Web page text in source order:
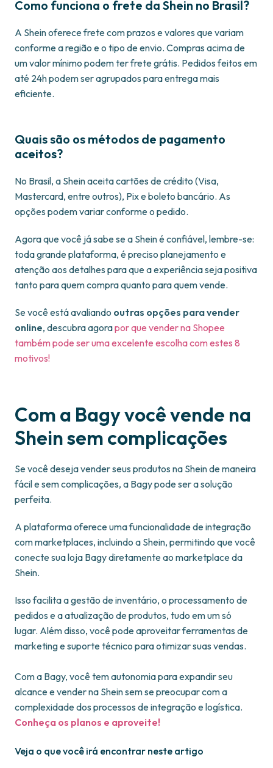
Como funciona o frete da Shein no Brasil?
A Shein oferece frete com prazos e valores que variam
conforme a região e o tipo de envio. Compras acima de
um valor mínimo podem ter frete grátis. Pedidos feitos em
até 24h podem ser agrupados para entrega mais
eficiente.
Quais são os métodos de pagamento
aceitos?
No Brasil, a Shein aceita cartões de crédito (Visa,
Mastercard, entre outros), Pix e boleto bancário. As
opções podem variar conforme o pedido.
Agora que você já sabe se a Shein é confiável, lembre-se:
toda grande plataforma, é preciso planejamento e
atenção aos detalhes para que a experiência seja positiva
tanto para quem compra quanto para quem vende.
Se você está avaliando outras opções para vender
online, descubra agorapor que vender na Shopee
também pode ser uma excelente escolha com estes 8
motivos!
Com a Bagy você vende na
Shein sem complicações
Se você deseja vender seus produtos na Shein de maneira
fácil e sem complicações, a Bagy pode ser a solução
perfeita.
A plataforma oferece uma funcionalidade de integração
com marketplaces, incluindo a Shein, permitindo que você
conecte sua loja Bagy diretamente ao marketplace da
Shein.
Isso facilita a gestão de inventário, o processamento de
pedidos e a atualização de produtos, tudo em um só
lugar. Além disso, você pode aproveitar ferramentas de
marketing e suporte técnico para otimizar suas vendas.
Com a Bagy, você tem autonomia para expandir seu
alcance e vender na Shein sem se preocupar com a
complexidade dos processos de integração e logística.
Conheça os planos e aproveite!
Veja o que você irá encontrar neste artigo